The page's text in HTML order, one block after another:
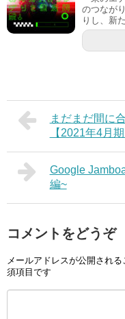
のつなが
りし、新
まだまだ間に
【2021年4月
Google
編~
コメントをどうぞ
メールアドレスが公開される
須項目です